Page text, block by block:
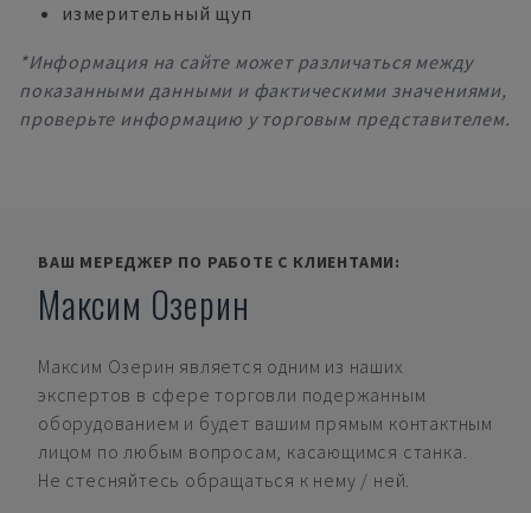
измерительный щуп
*Информация на сайте может различаться между
показанными данными и фактическими значениями,
проверьте информацию у торговым представителем.
ВАШ МЕРЕДЖЕР ПО РАБОТЕ С КЛИЕНТАМИ:
Максим Озерин
Максим Озерин является одним из наших
экспертов в сфере торговли подержанным
оборудованием и будет вашим прямым контактным
лицом по любым вопросам, касающимся станка.
Не стесняйтесь обращаться к нему / ней.